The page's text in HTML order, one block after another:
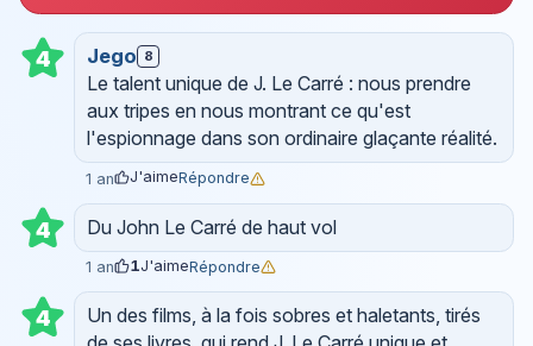
4 Jego 8
Le talent unique de J. Le Carré : nous prendre
aux tripes en nous montrant ce qu'est
l'espionnage dans son ordinaire glaçante réalité.
1 an J'aimeRépondre
4 Du John Le Carré de haut vol
1 an 1J'aimeRépondre
4
Un des films, à la fois sobres et haletants, tirés